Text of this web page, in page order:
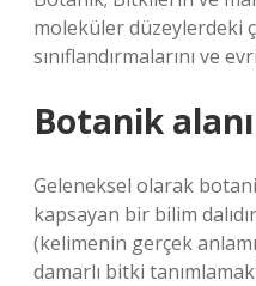
moleküler düzeylerdeki
sınıflandırmalarını ve
Botanik
Geleneksel olarak
kapsayan bir bilim
(kelimenin gerçek
damarlı bitki